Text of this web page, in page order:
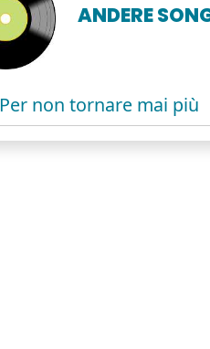
ANDERE
Per non tornare mai più